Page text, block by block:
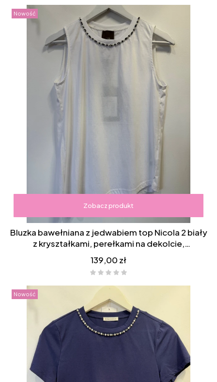
Nowość
Zobacz produkt
Bluzka bawełniana z jedwabiem top Nicola 2 biały
z kryształkami, perełkami na dekolcie,
asymetryczna, bok dłuższy
Cena
139,00 zł
Nowość